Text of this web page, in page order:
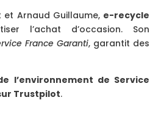
et Arnaud Guillaume, e-recycle
l’achat d’occasion. Son
France Garanti, garantit des
l’environnement de Service
Trustpilot.